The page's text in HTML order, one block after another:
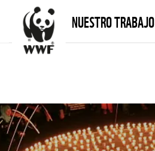
NUESTRO TRABAJO